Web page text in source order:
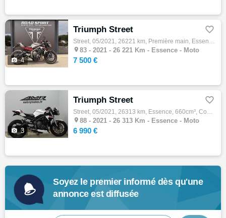
 4
Triumph Street 
Street, 05/2021, 26221 km, Première main, Essence, 765cm³, Couleur gris, 7500 € Equipements : Triumph Road Spirit - Concessionnaire Exclusi…
 83 - 2021 - 26 221 Km - Essence - Moto
7 500 €
 3
Triumph Street 
Street, 05/2021, 26313 km, Essence, 660cm³, Couleur blanc, 6990 € Equipements : TRIUMPH STREET TRIPLE 660 S A2 EXCELLENT ETAT - MOTO PERMIS…
 88 - 2021 - 26 313 Km - Essence - Moto
6 990 €
Soyez le premier informé dès qu'une
annonce est diffusée